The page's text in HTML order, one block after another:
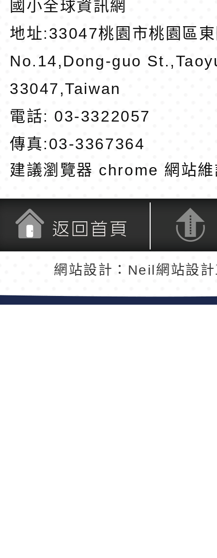
國小全球資訊網
地址:33047桃園市桃園區
No.14,Dong-guo
33047,Taiwan
電話: 03-3322057
傳真:03-3367364
建議瀏覽器 chrome 網站
返回頂端
網站設計：Neil網站設